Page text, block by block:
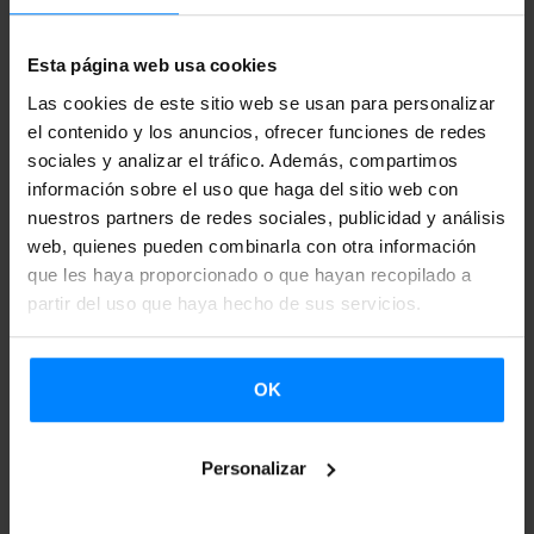
Esta página web usa cookies
Las cookies de este sitio web se usan para personalizar
el contenido y los anuncios, ofrecer funciones de redes
sociales y analizar el tráfico. Además, compartimos
información sobre el uso que haga del sitio web con
nuestros partners de redes sociales, publicidad y análisis
web, quienes pueden combinarla con otra información
que les haya proporcionado o que hayan recopilado a
partir del uso que haya hecho de sus servicios.
OK
Personalizar
responsable de la colecciónTambo.
La Colección Tambo de la editorial
esta tarde en Vigo (Galicia)Tempo de exilio, la primera
antología de poesía del autor vasco Joseba Sarrionandia
publicada en gallego. El libro reúne poemas escogidos de
las obras del autor
Izuen gordelekuetan barrena
(Bilboko
Aurrezki Kutxa, 1981) Gartzelako poemak(Susa, 1992) y
Hnuy illa nyha majah yahoo(Elkar, 1995), además de
algunas otras poesías que cantó Ruper Ordorika en
que ha sido subvencionada por el Instituto Vasco
Etxepare, ha corrido a cargo deIsaac Xubín, galardonado
en 2012 con el Premio Lois Tobío por la traducción del